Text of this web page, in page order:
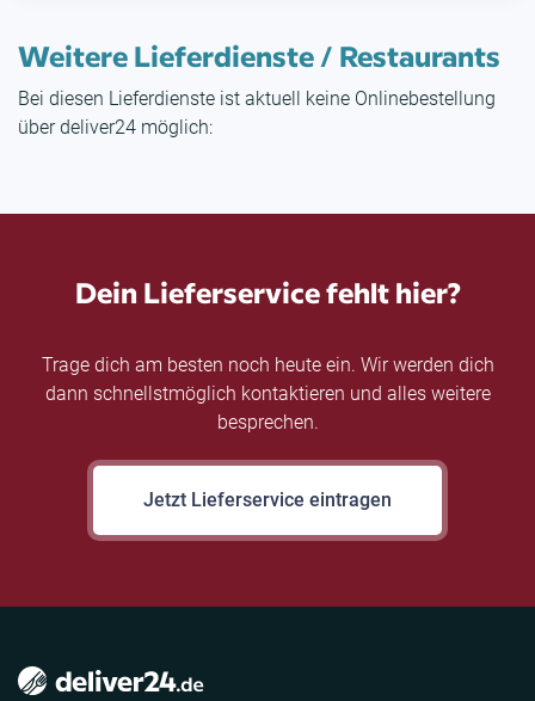
Weitere Lieferdienste / Restaurants
Bei diesen Lieferdienste ist aktuell keine Onlinebestellung
über deliver24 möglich:
Dein Lieferservice fehlt hier?
Trage dich am besten noch heute ein. Wir werden dich
dann schnellstmöglich kontaktieren und alles weitere
besprechen.
Jetzt Lieferservice eintragen